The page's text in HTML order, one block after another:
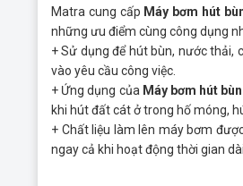
Matra cung cấp Máy bơm hút
những ưu điểm cùng công dụng
+ Sử dụng để hút bùn, nước thải,
vào yêu cầu công việc.
+ Ứng dụng của Máy bơm hút
khi hút đất cát ở trong hố móng,
+ Chất liệu làm lên máy bơm
ngay cả khi hoạt động thời gian